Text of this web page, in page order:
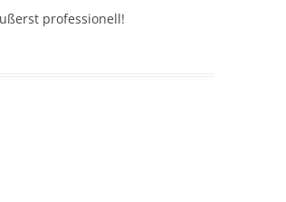
professionell!